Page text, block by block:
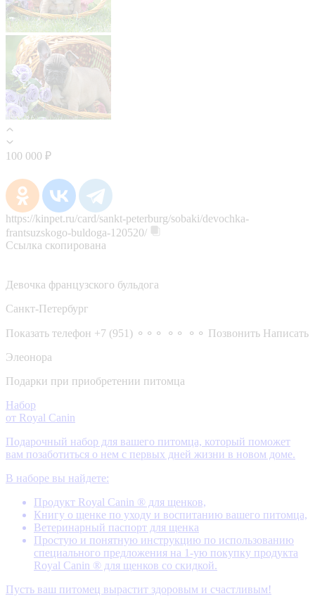
100 000 ₽
https://kinpet.ru/card/sankt-peterburg/sobaki/devochka-
frantsuzskogo-buldoga-120520/
Ссылка скопирована
Девочка французского бульдога
Санкт-Петербург
Показать телефон +7 (951) ⚬⚬⚬ ⚬⚬ ⚬⚬ Позвонить Написать
Элеонора
Подарки при приобретении питомца
Набор
от Royal Canin
Подарочный набор для вашего питомца, который поможет
вам позаботиться о нем с первых дней жизни в новом доме.
В наборе вы найдете:
Продукт Royal Canin ® для щенков,
Книгу о щенке по уходу и воспитанию вашего питомца,
Ветеринарный паспорт для щенка
Простую и понятную инструкцию по использованию
специального предложения на 1-ую покупку продукта
Royal Canin ® для щенков со скидкой.
Пусть ваш питомец вырастит здоровым и счастливым!